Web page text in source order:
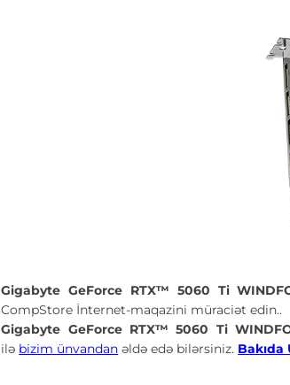
Gigabyte GeForce RTX™ 5060 Ti
CompStore İnternet-maqazini müraciət edin..
Gigabyte GeForce RTX™ 5060 Ti
ilə bizim ünvandan əldə edə bilərsiniz.